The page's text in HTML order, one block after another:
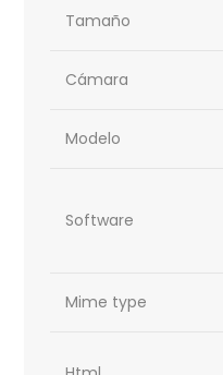
Tamaño
Cámara
Modelo
Software
Mime type